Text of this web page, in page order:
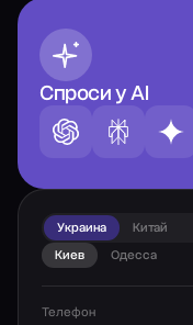
Спроси у AI
Украина Китай
Киев
Одесса
Телефон